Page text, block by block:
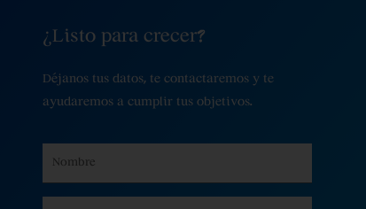
¿Listo para crecer?
Déjanos tus datos, te contactaremos y te
ayudaremos a cumplir tus objetivos.